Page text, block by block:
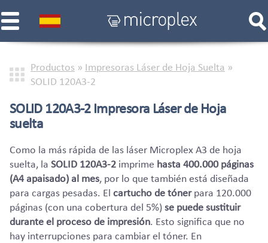
Productos » Impresoras Láser de Hoja Suelta »
SOLID 120A3-2
SOLID 120A3-2 Impresora Láser de Hoja
suelta
Como la más rápida de las láser Microplex A3 de hoja
suelta, la SOLID 120A3-2 imprime hasta 400.000 páginas
(A4 apaisado) al mes, por lo que también está diseñada
para cargas pesadas. El cartucho de tónerpara 120.000
páginas (con una cobertura del 5%)se puede sustituir
durante el proceso de impresión. Esto significa que no
hay interrupciones para cambiar el tóner. En